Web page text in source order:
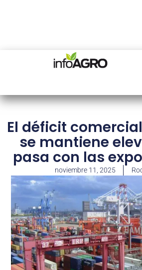
El déficit
se mantiene
pasa con las
noviembre 11, 2025